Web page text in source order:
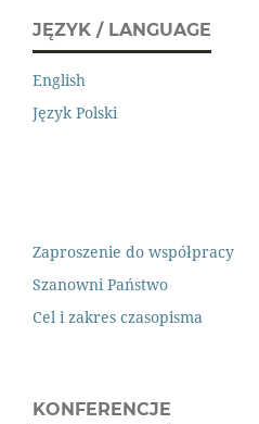
JĘZYK / LANGUAGE
English
Język Polski
Zaproszenie do współpracy
Szanowni Państwo
Cel i zakres czasopisma
KONFERENCJE